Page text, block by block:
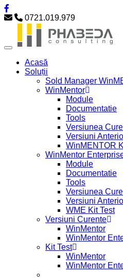
0721.019.979
Acasă
Soluții
Sold Manager
WinMentor
Module
Documentatie
Tools
Versiunea
Versiuni
WinMENTOR
WinMentor
Module
Documentatie
Tools
Versiunea
Versiuni
WME Kit Test
Versiuni Curente
WinMentor
WinMentor
Kit Test
WinMentor
WinMentor